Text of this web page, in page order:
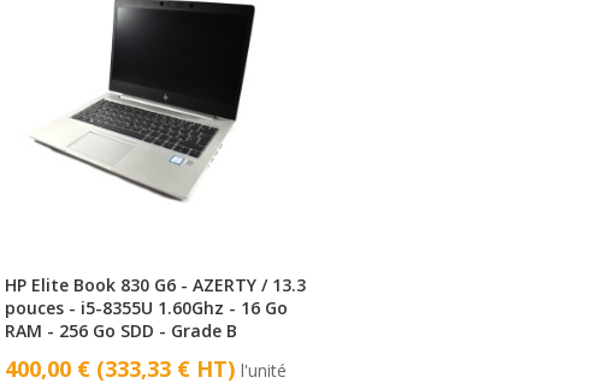
HP Elite Book 830 G6 - AZERTY / 13.3
pouces - i5-8355U 1.60Ghz - 16 Go
RAM - 256 Go SDD - Grade B
400,00 € (333,33 € HT) l'unité